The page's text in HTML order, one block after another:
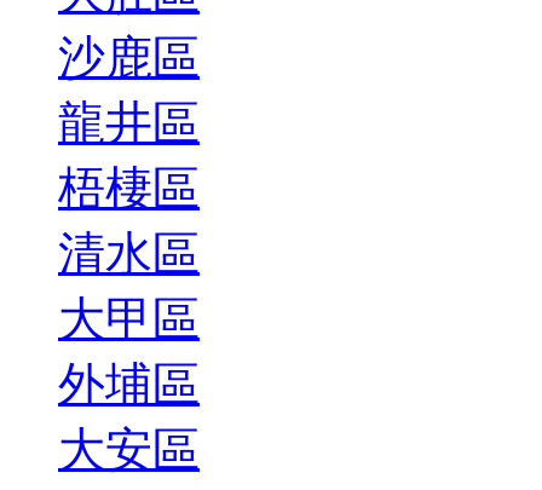
沙鹿區
龍井區
梧棲區
清水區
大甲區
外埔區
大安區